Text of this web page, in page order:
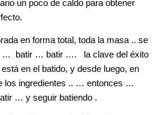
un poco de caldo para obtener
en forma total, toda la masa .. se
… batir … batir …. la clave del éxito
en el batido, y desde luego, en
los ingredientes .. … entonces …
… y seguir batiendo .